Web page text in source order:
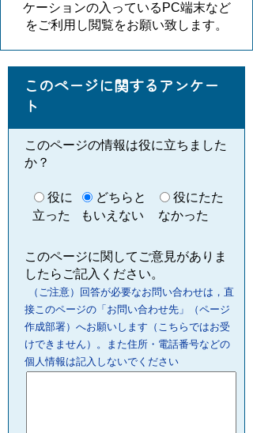
ケーションの入っているPC端末など
をご利用し閲覧をお願い致します。
このページに関するアンケー
ト
このページの情報は役に立ちました
か？
役に
立った
どちらと
もいえない
役にたた
なかった
このページに関してご意見がありま
したらご記入ください。
（ご注意）回答が必要なお問い合わせは，直
接このページの「お問い合わせ先」（ページ
作成部署）へお願いします（こちらではお受
けできません）。また住所・電話番号などの
個人情報は記入しないでください